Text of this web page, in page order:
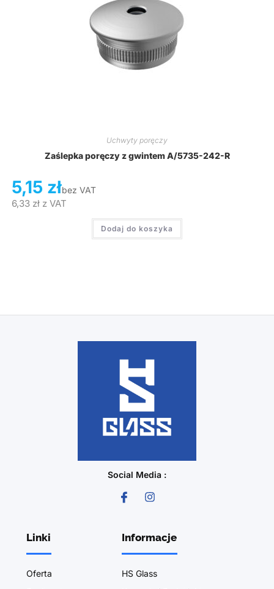
Uchwyty poręczy
Zaślepka poręczy z gwintem A/5735-242-R
5,15 złbez VAT
6,33 złz VAT
Dodaj do koszyka
Social Media :
Linki
Oferta
Informacje
HS Glass